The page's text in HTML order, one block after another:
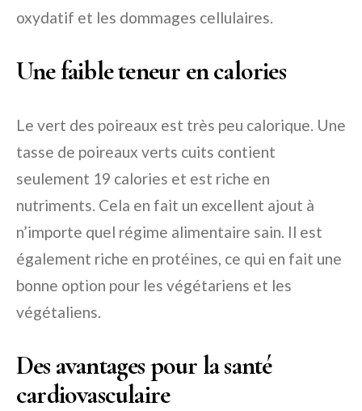
oxydatif et les dommages cellulaires.
Une faible teneur en calories
Le vert des poireaux est très peu calorique. Une
tasse de poireaux verts cuits contient
seulement 19 calories et est riche en
nutriments. Cela en fait un excellent ajout à
n’importe quel régime alimentaire sain. Il est
également riche en protéines, ce qui en fait une
bonne option pour les végétariens et les
végétaliens.
Des avantages pour la santé
cardiovasculaire